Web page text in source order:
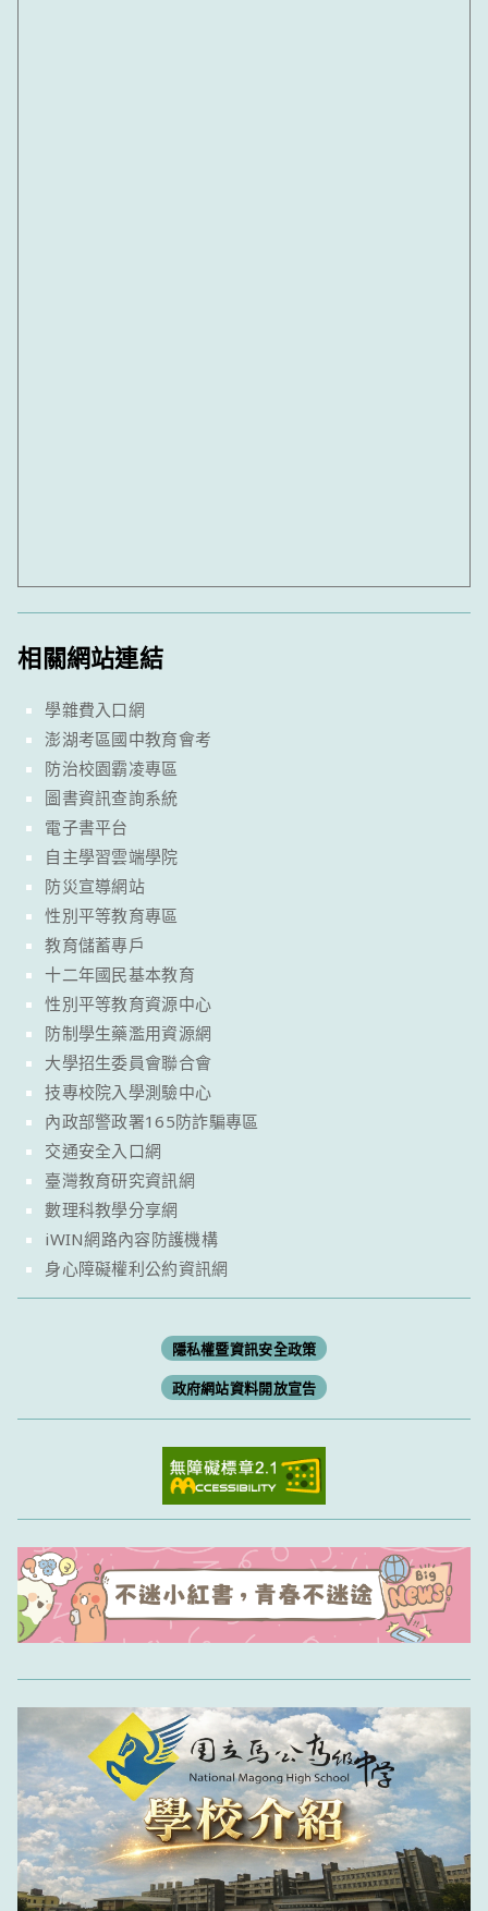
相關網站連結
學雜費入口網
澎湖考區國中教育會考
防治校園霸凌專區
圖書資訊查詢系統
電子書平台
自主學習雲端學院
防災宣導網站
性別平等教育專區
教育儲蓄專戶
十二年國民基本教育
性別平等教育資源中心
防制學生藥濫用資源網
大學招生委員會聯合會
技專校院入學測驗中心
內政部警政署165防詐騙專區
交通安全入口網
臺灣教育研究資訊網
數理科教學分享網
iWIN網路內容防護機構
身心障礙權利公約資訊網
隱私權暨資訊安全政策
政府網站資料開放宣告